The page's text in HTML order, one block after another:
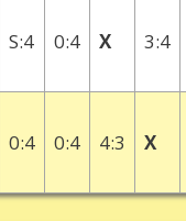
S:4 0:4 X 3:4
0:4 0:4 4:3 X